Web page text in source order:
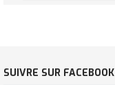
SUIVRE SUR FACEBOOK